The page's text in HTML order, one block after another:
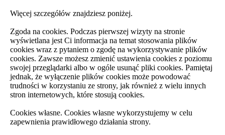
Więcej szczegółów znajdziesz poniżej.
Zgoda na cookies. Podczas pierwszej wizyty na stronie
wyświetlana jest Ci informacja na temat stosowania plików
cookies wraz z pytaniem o zgodę na wykorzystywanie plików
cookies. Zawsze możesz zmienić ustawienia cookies z poziomu
swojej przeglądarki albo w ogóle usunąć pliki cookies. Pamiętaj
jednak, że wyłączenie plików cookies może powodować
trudności w korzystaniu ze strony, jak również z wielu innych
stron internetowych, które stosują cookies.
Cookies własne. Cookies własne wykorzystujemy w celu
zapewnienia prawidłowego działania strony.